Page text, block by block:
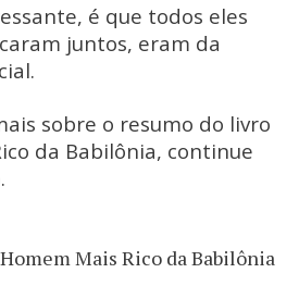
é que todos eles
juntos, eram da
sobre o resumo do livro
da Babilônia, continue
Mais Rico da Babilônia